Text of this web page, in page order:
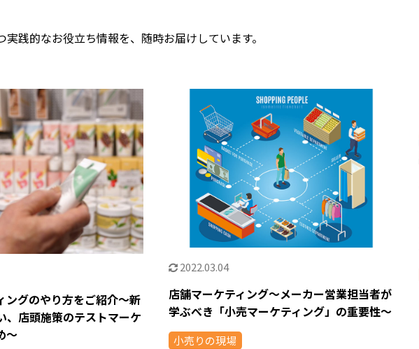
実践的なお役立ち情報を、随時お届けしています。
ングのやり方をご紹介～新
、店頭施策のテストマーケ
～
2022.03.04
店舗マーケティング〜メーカー営業担当者が
学ぶべき「小売マーケティング」の重要性〜
小売りの現場